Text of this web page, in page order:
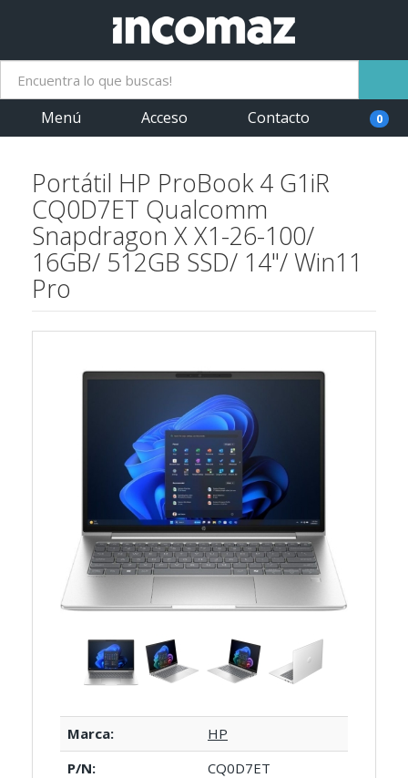
Menú Acceso Contacto 0
Portátil HP ProBook 4 G1iR
CQ0D7ET Qualcomm
Snapdragon X X1-26-100/
16GB/ 512GB SSD/ 14"/ Win11
Pro
Marca:
HP
P/N:
CQ0D7ET